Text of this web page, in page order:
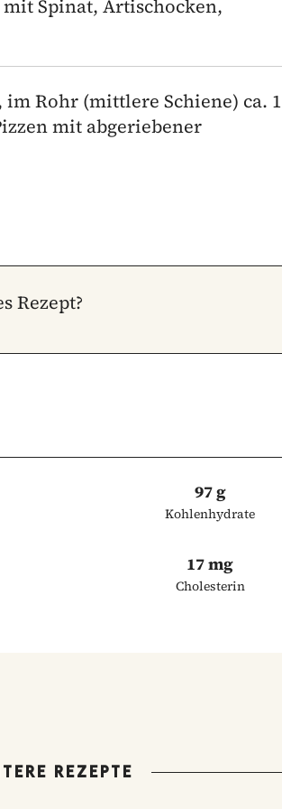
Spinat, Artischocken,
Rohr (mittlere Schiene) ca.
mit abgeriebener
Rezept?
97 g
Kohlenhydrate
17 mg
Cholesterin
REZEPTE